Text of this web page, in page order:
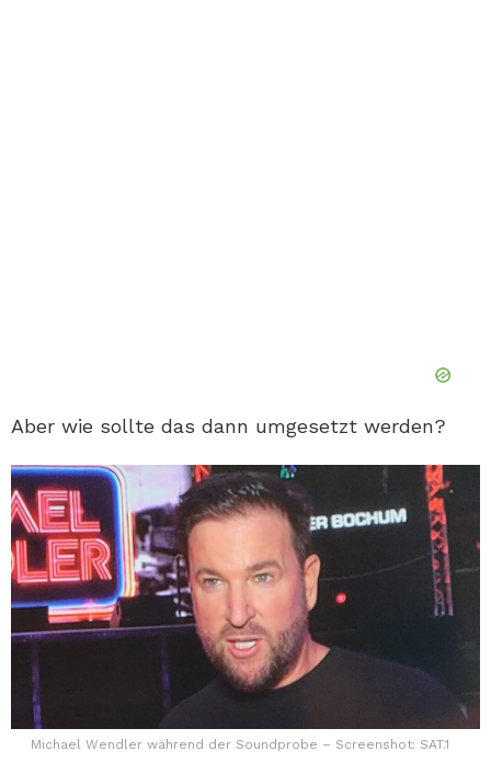
Aber wie sollte das dann umgesetzt werden?
Michael Wendler während der Soundprobe – Screenshot: SAT.1